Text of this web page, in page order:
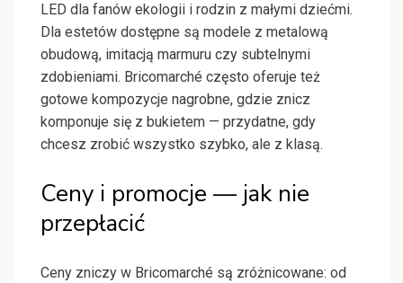
LED dla fanów ekologii i rodzin z małymi dziećmi.
Dla estetów dostępne są modele z metalową
obudową, imitacją marmuru czy subtelnymi
zdobieniami. Bricomarché często oferuje też
gotowe kompozycje nagrobne, gdzie znicz
komponuje się z bukietem — przydatne, gdy
chcesz zrobić wszystko szybko, ale z klasą.
Ceny i promocje — jak nie
przepłacić
Ceny zniczy w Bricomarché są zróżnicowane: od